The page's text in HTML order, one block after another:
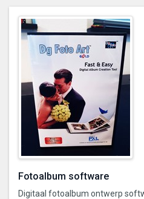
gevalideerde
gebruiker
Fotoalbum software
Digitaal fotoalbum ontwerp